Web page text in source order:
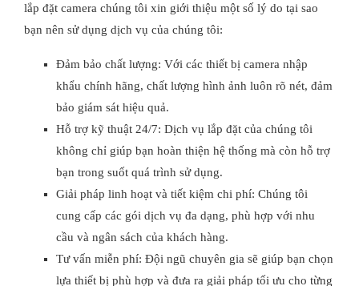
lắp đặt camera chúng tôi xin giới thiệu một số lý do tại sao
bạn nên sử dụng dịch vụ của chúng tôi:
Đảm bảo chất lượng: Với các thiết bị camera nhập
khẩu chính hãng, chất lượng hình ảnh luôn rõ nét, đảm
bảo giám sát hiệu quả.
Hỗ trợ kỹ thuật 24/7: Dịch vụ lắp đặt của chúng tôi
không chỉ giúp bạn hoàn thiện hệ thống mà còn hỗ trợ
bạn trong suốt quá trình sử dụng.
Giải pháp linh hoạt và tiết kiệm chi phí: Chúng tôi
cung cấp các gói dịch vụ đa dạng, phù hợp với nhu
cầu và ngân sách của khách hàng.
Tư vấn miễn phí: Đội ngũ chuyên gia sẽ giúp bạn chọn
lựa thiết bị phù hợp và đưa ra giải pháp tối ưu cho từng